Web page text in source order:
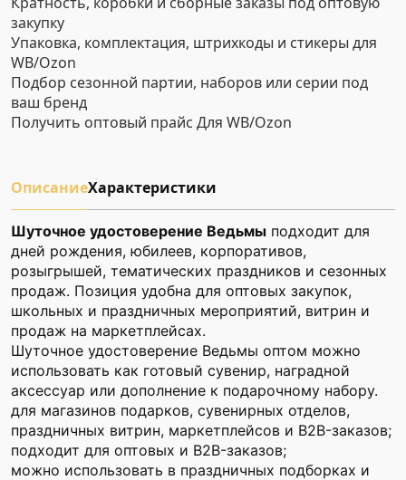
закупку
Упаковка, комплектация, штрихкоды и стикеры для
WB/Ozon
Подбор сезонной партии, наборов или серии под
ваш бренд
Получить оптовый прайс Для WB/Ozon
ОписаниеХарактеристики
Шуточное удостоверение Ведьмы подходит для
дней рождения, юбилеев, корпоративов,
розыгрышей, тематических праздников и сезонных
продаж. Позиция удобна для оптовых закупок,
школьных и праздничных мероприятий, витрин и
продаж на маркетплейсах.
Шуточное удостоверение Ведьмы оптом можно
использовать как готовый сувенир, наградной
аксессуар или дополнение к подарочному набору.
для магазинов подарков, сувенирных отделов,
праздничных витрин, маркетплейсов и B2B-заказов;
подходит для оптовых и B2B-заказов;
можно использовать в праздничных подборках и